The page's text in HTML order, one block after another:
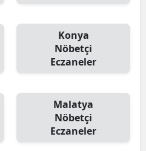
Konya
Nöbetçi
Eczaneler
Malatya
Nöbetçi
Eczaneler